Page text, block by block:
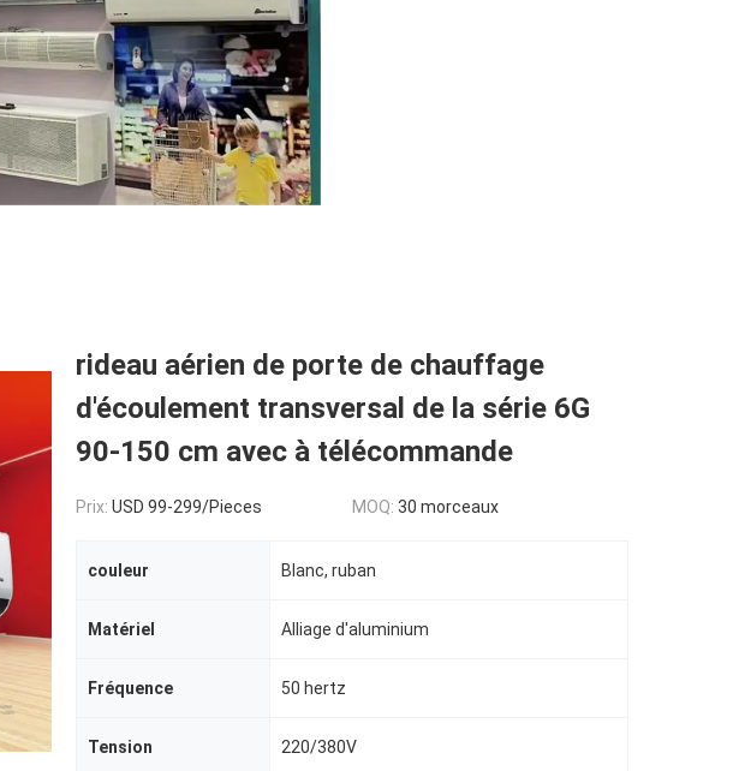
rideau aérien de porte de chauffage
d'écoulement transversal de la série 6G
90-150 cm avec à télécommande
Prix: USD 99-299/Pieces MOQ: 30 morceaux
couleur Blanc, ruban
Matériel Alliage d'aluminium
Fréquence 50 hertz
Tension 220/380V